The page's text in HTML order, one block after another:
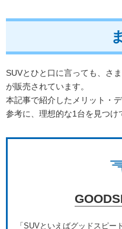
SUVとひと口に言っても、さ
が販売されています。
本記事で紹介したメリット・
参考に、理想的な1台を見つけ
「SUVといえばグッドスピー